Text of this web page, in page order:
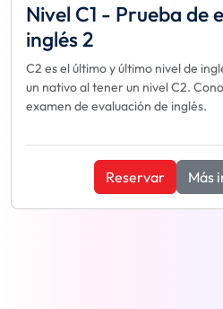
Nivel C1 - Prueba de
inglés 2
C2 es el último y último nivel de
un nativo al tener un nivel C2.
examen de evaluación de inglés.
Reservar Más